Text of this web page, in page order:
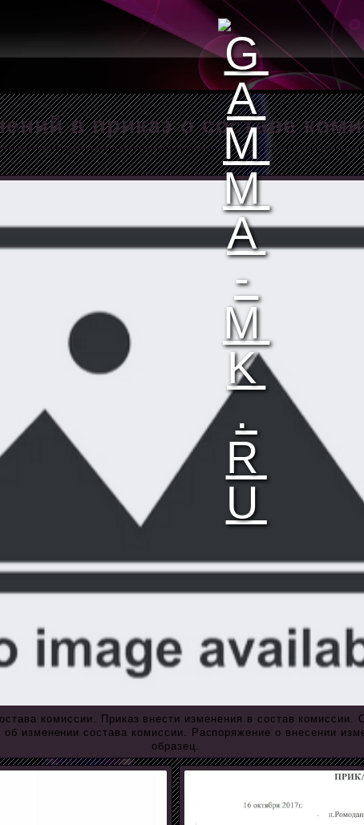
в приказ о составе
комиссии. Приказ внести изменения в состав комиссии.
об изменении состава комиссии. Распоряжение о внесении
образец.